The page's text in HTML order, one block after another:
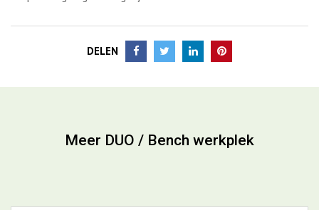
Meer DUO / Bench werkplek